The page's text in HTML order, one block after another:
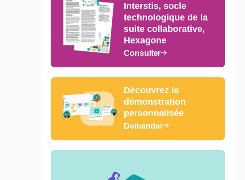
Interstis, socle
technologique de la
suite collaborative,
Hexagone
Consulter
Découvrez la
démonstration
personnalisée
Demander